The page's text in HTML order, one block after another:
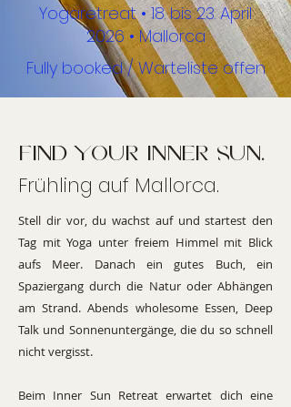
Yogaretreat • 18. bis 23. April
2026 • Mallorca
Fully booked / Warteliste offen
find your inner sun.
Frühling auf Mallorca.
Stell dir vor, du wachst auf und startest den
Tag mit Yoga unter freiem Himmel mit Blick
aufs Meer. Danach ein gutes Buch, ein
Spaziergang durch die Natur oder Abhängen
am Strand. Abends wholesome Essen, Deep
Talk und Sonnenuntergänge, die du so schnell
nicht vergisst.
Beim Inner Sun Retreat erwartet dich eine